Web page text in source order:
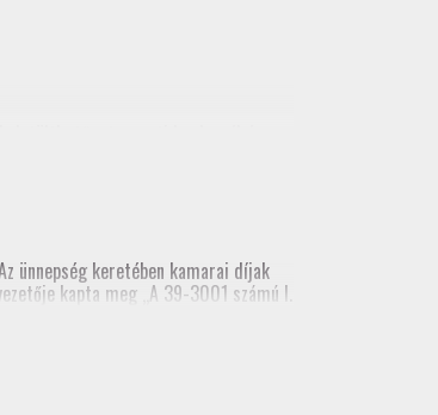
ünnepség keretében kamarai díjak
kapta meg „A 39-3001 számú I.